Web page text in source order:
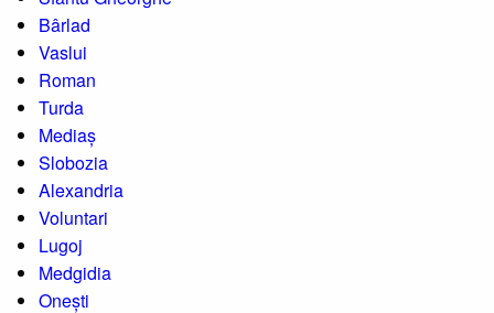
Bârlad
Vaslui
Roman
Turda
Mediaș
Slobozia
Alexandria
Voluntari
Lugoj
Medgidia
Onești